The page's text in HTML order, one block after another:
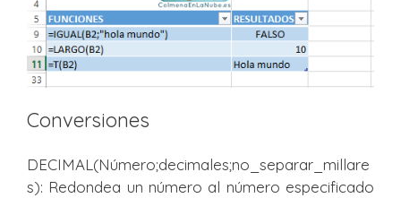
Conversiones
DECIMAL(Número;decimales;no_separar_millare
s): Redondea un número al número especificado